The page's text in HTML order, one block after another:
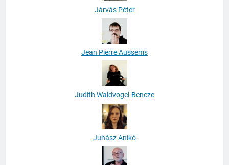
Járvás Péter
Jean Pierre Aussems
Judith Waldvogel-Bencze
Juhász Anikó